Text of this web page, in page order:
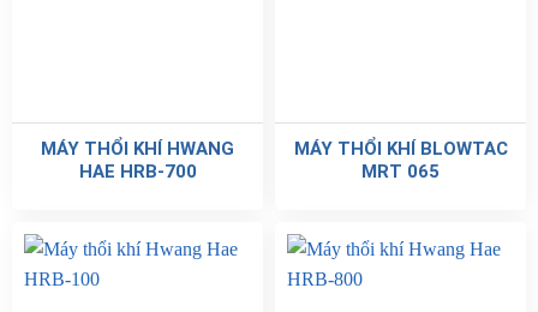
MÁY THỔI KHÍ HWANG
HAE HRB-700
MÁY THỔI KHÍ BLOWTAC
MRT 065